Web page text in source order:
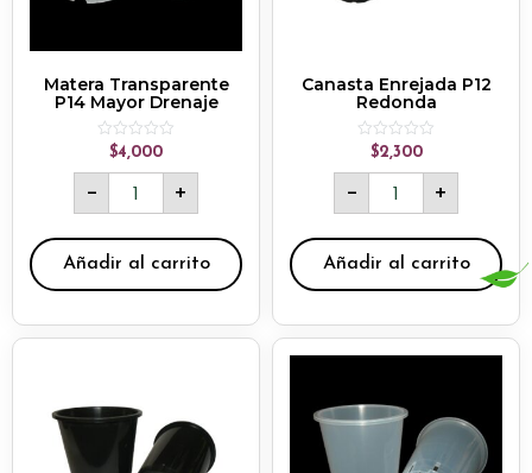
Matera Transparente
P14 Mayor Drenaje
Rated
out
$4,000
- +
Añadir al carrito
Canasta Enrejada P12
Redonda
Rated
out
$2,300
- +
Añadir al carrito